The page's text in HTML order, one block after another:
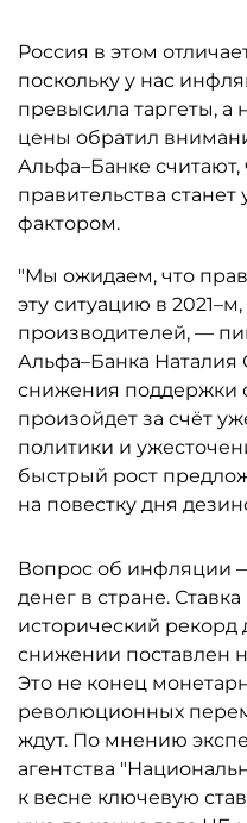
Россия в этом
поскольку у нас
превысила таргеты, а
цены обратил
Альфа–Банке считают,
правительства
фактором.
"Мы ожидаем, что
эту ситуацию в
производителей, —
Альфа–Банка
снижения поддержки
произойдет за счёт
политики и
быстрый рост
на повестку дня
Вопрос об инфляции
денег в стране.
исторический рекорд
снижении поставлен
Это не конец
революционных
ждут. По мнению
агентства
к весне ключевую